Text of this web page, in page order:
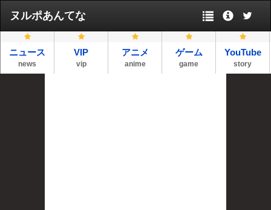
ヌルポあんてな
ニュース
news
VIP
vip
アニメ
anime
ゲーム
game
YouTube
story